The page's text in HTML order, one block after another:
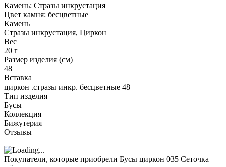
Камень: Стразы инкрустация
Цвет камня: бесцветные
Камень
Стразы инкрустация, Циркон
Вес
20 г
Размер изделия (см)
48
Вставка
циркон .стразы инкр. бесцветные 48
Тип изделия
Бусы
Коллекция
Бижутерия
Отзывы
Покупатели, которые приобрели Бусы циркон 035 Сеточка